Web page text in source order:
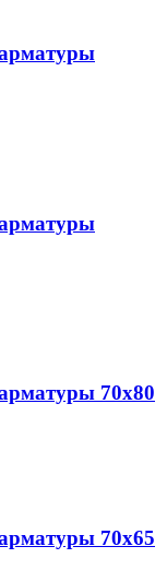
70x80
70x65